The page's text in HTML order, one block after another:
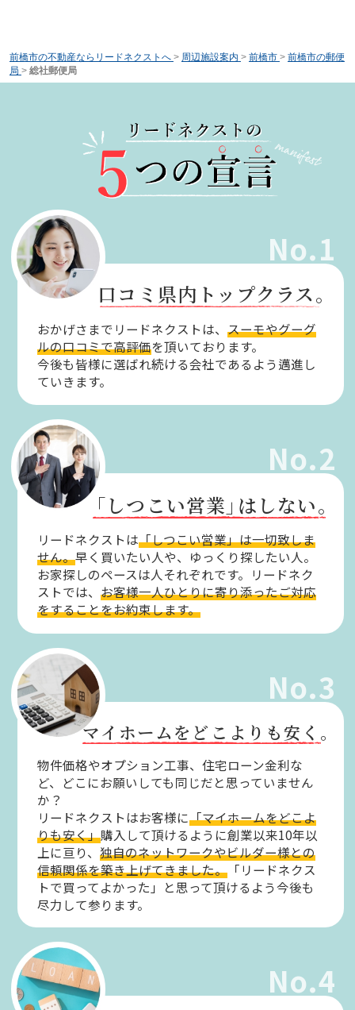
前橋市の不動産ならリードネクストへ > 周辺施設案内 > 前橋市 > 前橋市の郵便
局 > 総社郵便局
No.1
口コミ県内トップクラス。
おかげさまでリードネクストは、スーモやグーグ
ルの口コミで高評価を頂いております。
今後も皆様に選ばれ続ける会社であるよう邁進し
ていきます。
No.2
「しつこい営業」はしない。
リードネクストは「しつこい営業」は一切致しま
せん。早く買いたい人や、ゆっくり探したい人。
お家探しのペースは人それぞれです。リードネク
ストでは、お客様一人ひとりに寄り添ったご対応
をすることをお約束します。
No.3
マイホームをどこよりも安く。
物件価格やオプション工事、住宅ローン金利な
ど、どこにお願いしても同じだと思っていません
か？
リードネクストはお客様に「マイホームをどこよ
りも安く」購入して頂けるように創業以来10年以
上に亘り、独自のネットワークやビルダー様との
信頼関係を築き上げてきました。 「リードネクス
トで買ってよかった」と思って頂けるよう今後も
尽力して参ります。
No.4